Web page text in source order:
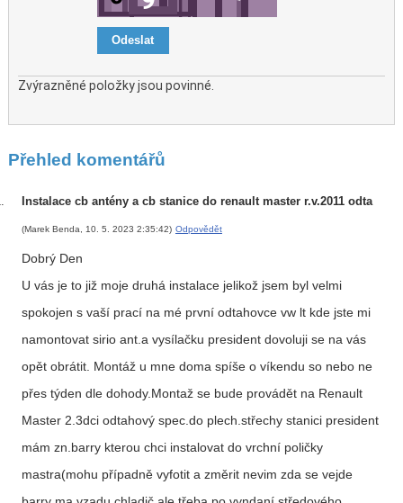
Zvýrazněné položky jsou povinné.
Přehled komentářů
Instalace cb antény a cb stanice do renault master r.v.2011 odta
(Marek Benda, 10. 5. 2023 2:35:42) Odpovědět
Dobrý Den
U vás je to již moje druhá instalace jelikož jsem byl velmi
spokojen s vaší prací na mé první odtahovce vw lt kde jste mi
namontovat sirio ant.a vysílačku president dovoluji se na vás
opět obrátit. Montáž u mne doma spíše o víkendu so nebo ne
přes týden dle dohody.Montaž se bude provádět na Renault
Master 2.3dci odtahový spec.do plech.střechy stanici president
mám zn.barry kterou chci instalovat do vrchní poličky
mastra(mohu případně vyfotit a změrit nevim zda se vejde